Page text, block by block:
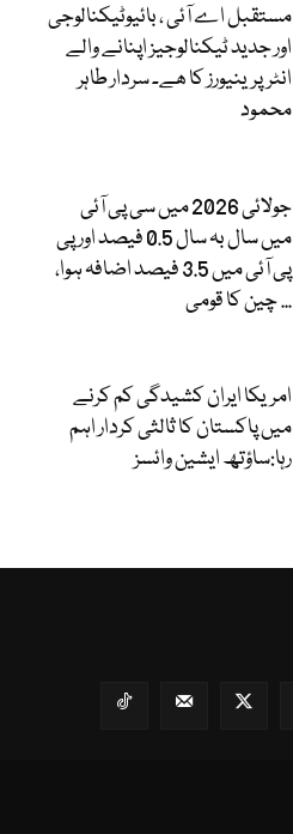
مستقبل اے آئی ، بائیوٹیکنالوجی
اور جدید ٹیکنالوجیز اپنانے والے
انٹرپرینیورز کا ھے۔ سردار طاہر
محمود
جولائی 2026 میں سی پی آئی
میں سال بہ سال 0.5 فیصد اور پی
پی آئی میں 3.5 فیصد اضافہ ہوا،
چین کا قومی...
امریکا ایران کشیدگی کم کرنے
میں پاکستان کا ثالثی کردار اہم
رہا:ساؤتھ ایشین وائسز